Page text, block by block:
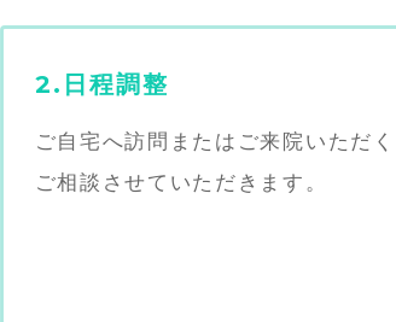
2.日程調整
ご自宅へ訪問またはご来院いただ
ご相談させていただきます。